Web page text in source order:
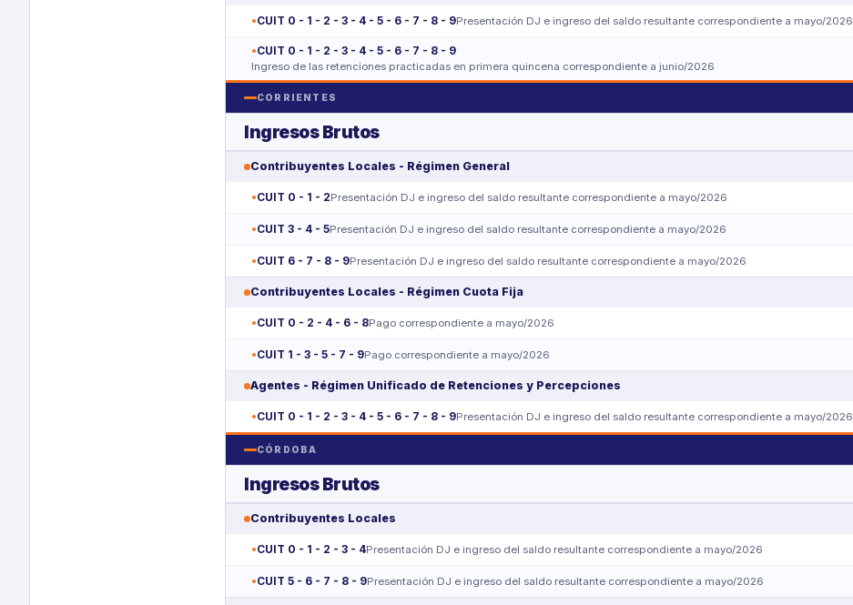
CUIT 0 - 1 - 2 - 3 - 4 - 5 - 6 - 7 - 8 - 9Presentación DJ e ingreso del saldo resultante correspondiente a mayo/2026
CUIT 0 - 1 - 2 - 3 - 4 - 5 - 6 - 7 - 8 - 9
Ingreso de las retenciones practicadas en primera quincena correspondiente a junio/2026
CORRIENTES
Ingresos Brutos
Contribuyentes Locales - Régimen General
CUIT 0 - 1 - 2Presentación DJ e ingreso del saldo resultante correspondiente a mayo/2026
CUIT 3 - 4 - 5Presentación DJ e ingreso del saldo resultante correspondiente a mayo/2026
CUIT 6 - 7 - 8 - 9Presentación DJ e ingreso del saldo resultante correspondiente a mayo/2026
Contribuyentes Locales - Régimen Cuota Fija
CUIT 0 - 2 - 4 - 6 - 8Pago correspondiente a mayo/2026
CUIT 1 - 3 - 5 - 7 - 9Pago correspondiente a mayo/2026
Agentes - Régimen Unificado de Retenciones y Percepciones
CUIT 0 - 1 - 2 - 3 - 4 - 5 - 6 - 7 - 8 - 9Presentación DJ e ingreso del saldo resultante correspondiente a mayo/2026
CÓRDOBA
Ingresos Brutos
Contribuyentes Locales
CUIT 0 - 1 - 2 - 3 - 4Presentación DJ e ingreso del saldo resultante correspondiente a mayo/2026
CUIT 5 - 6 - 7 - 8 - 9Presentación DJ e ingreso del saldo resultante correspondiente a mayo/2026